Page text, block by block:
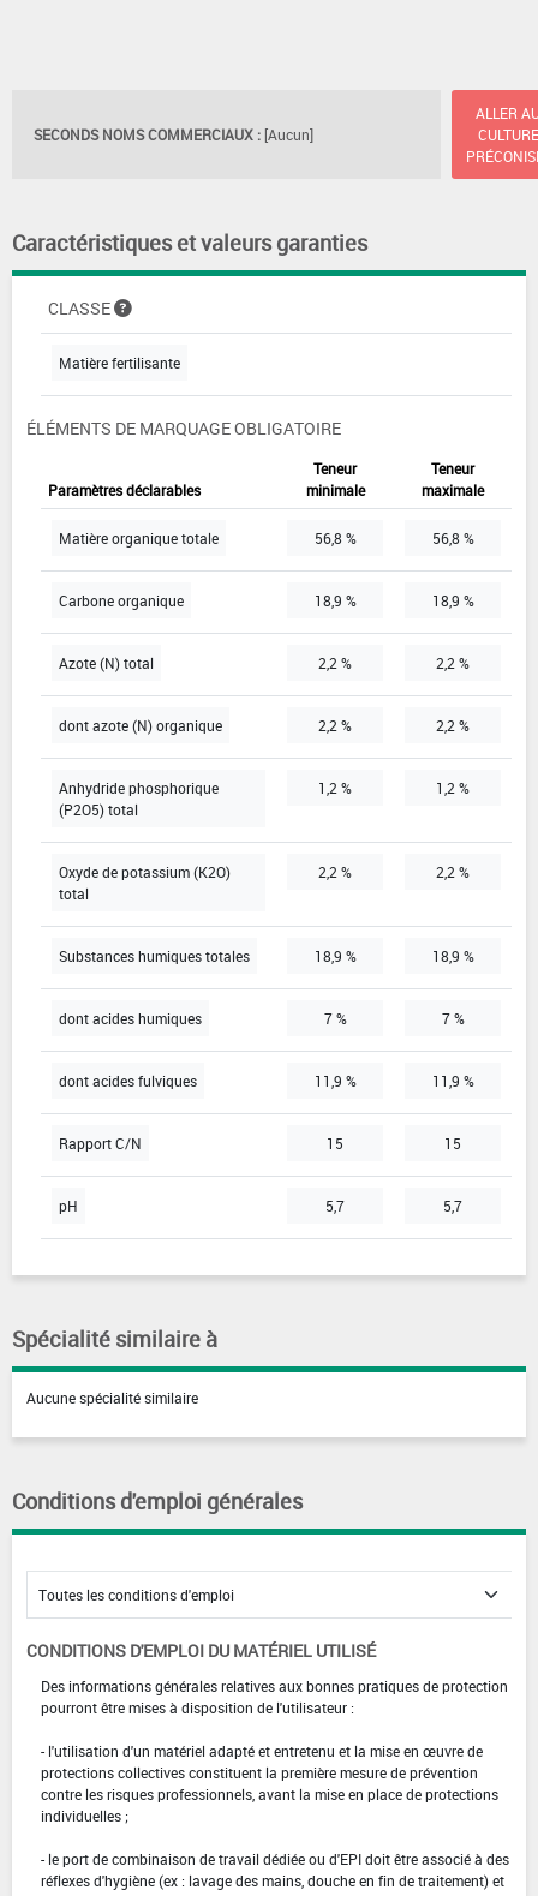
SECONDS NOMS COMMERCIAUX : [Aucun]
ALLER
Caractéristiques et valeurs garanties
CLASSE
Matière fertilisante
ÉLÉMENTS DE MARQUAGE OBLIGATOIRE
Paramètres déclarables
Teneur
minimale
Teneur
maximale
Matière organique totale 56,8 % 56,8 %
Carbone organique 18,9 % 18,9 %
Azote (N) total 2,2 % 2,2 %
dont azote (N) organique 2,2 % 2,2 %
Anhydride phosphorique
(P2O5) total
1,2 % 1,2 %
Oxyde de potassium (K2O)
total
2,2 % 2,2 %
Substances humiques totales 18,9 % 18,9 %
dont acides humiques 7 % 7 %
dont acides fulviques 11,9 % 11,9 %
Rapport C/N 15 15
pH 5,7 5,7
Spécialité similaire à
Aucune spécialité similaire
Conditions d'emploi générales
CONDITIONS D'EMPLOI DU MATÉRIEL UTILISÉ
Des informations générales relatives aux bonnes pratiques de protection
pourront être mises à disposition de l'utilisateur :
- l'utilisation d'un matériel adapté et entretenu et la mise en œuvre de
protections collectives constituent la première mesure de prévention
contre les risques professionnels, avant la mise en place de protections
individuelles ;
- le port de combinaison de travail dédiée ou d'EPI doit être associé à des
réflexes d'hygiène (ex : lavage des mains, douche en fin de traitement) et